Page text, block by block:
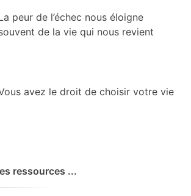
peur de l’échec nous éloigne
de la vie qui nous revient
avez le droit de choisir votre vie
ressources ...